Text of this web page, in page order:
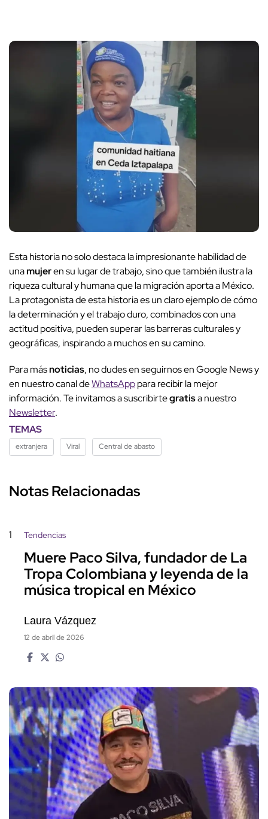
Esta historia no solo destaca la impresionante habilidad de
unamujeren su lugar de trabajo, sino que también ilustra la
riqueza cultural y humana que la migración aporta a México.
La protagonista de esta historia es un claro ejemplo de cómo
la determinación y el trabajo duro, combinados con una
actitud positiva, pueden superar las barreras culturales y
geográficas, inspirando a muchos en su camino.
Para másnoticias, no dudes en seguirnos en Google News y
en nuestro canal deWhatsApppara recibir la mejor
información. Te invitamos a suscribirtegratisa nuestro
Newsletter.
TEMAS
extranjera Viral Central de abasto
Notas Relacionadas
1 Tendencias
Muere Paco Silva, fundador de La
Tropa Colombiana y leyenda de la
música tropical en México
Laura Vázquez
12 de abril de 2026